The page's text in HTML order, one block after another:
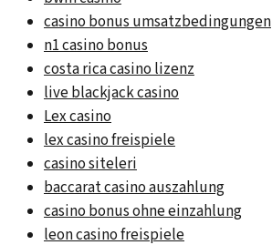
casino bonus umsatzbedingungen
n1 casino bonus
costa rica casino lizenz
live blackjack casino
Lex casino
lex casino freispiele
casino siteleri
baccarat casino auszahlung
casino bonus ohne einzahlung
leon casino freispiele